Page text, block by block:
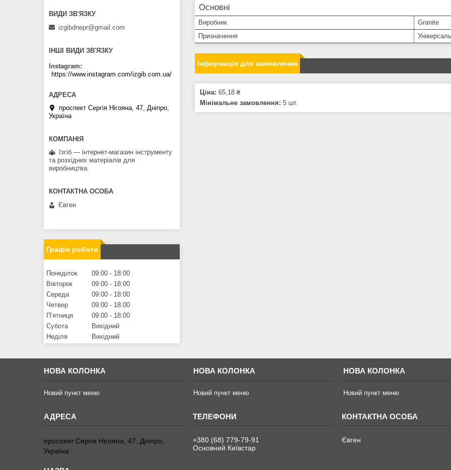
Основні
Виробник
Granite
Призначення
Інформація для замовлення
Ціна: 65,18 ₴
Мінімальне замовлення: 5 шт.
izgibdnepr@gmail.com
ІНШІ ВИДИ ЗВ'ЯЗКУ
Instagram
https://www.instagram.com/izgib.com.ua/
проспект Сергія Нігояна, 47, Дніпро,
Україна
Ізгіб — інтернет-магазин інструменту
та розхідних матеріалів для
виробництва.
Євген
Графік роботи
Понеділок 09:00
18:00
Вівторок
09:00
18:00
Середа
09:00
18:00
Четвер
09:00
18:00
Пʼятниця
09:00
18:00
Субота
Вихідний
Неділя
Вихідний
НОВА КОЛОНКА
Новий пункт меню
НОВА КОЛОНКА
Новий пункт меню
НОВА КОЛОНКА
Новий пункт меню
проспект Сергія Нігояна, 47, Дніпро,
Україна
+380 (68) 779-79-91
Основний Київстар
Євген